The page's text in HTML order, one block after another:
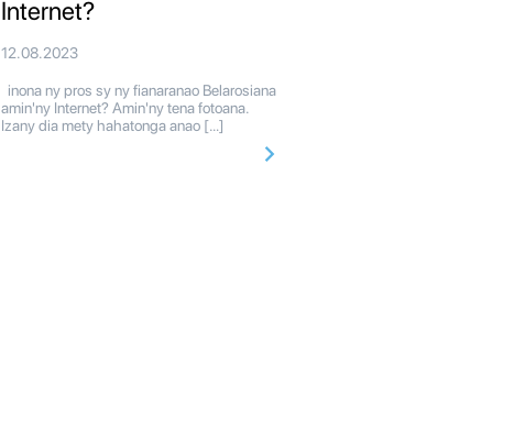
Internet?
12.08.2023
inona ny pros sy ny fianaranao Belarosiana
amin'ny Internet? Amin'ny tena fotoana.
Izany dia mety hahatonga anao […]